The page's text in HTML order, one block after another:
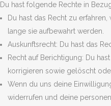
Du hast folgende Rechte in
Du hast das Recht zu
lange sie aufbewahrt werden.
Auskunftsrecht: Du hast das
Recht auf Berichtigung: Du
korrigieren sowie gelöscht
Wenn du uns deine
widerrufen und deine